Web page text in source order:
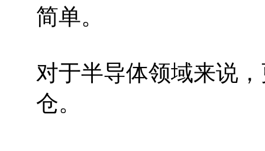
简单。
对于半导体领域来说
仓。